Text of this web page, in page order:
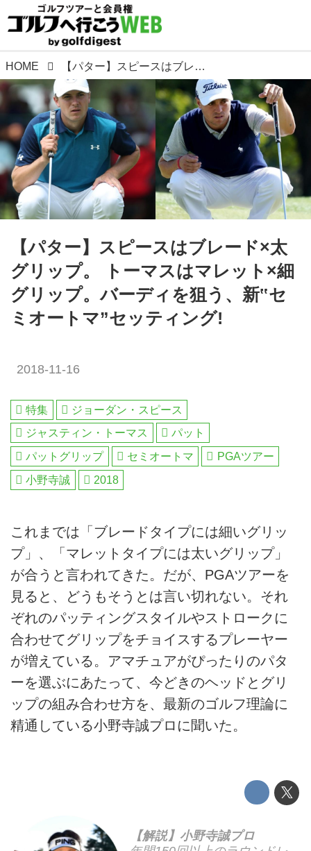
HOME 【パター】スピースはブレード×太グリップ。 トーマスはマレット×細グリップ。バーディを狙う、新‟セミオートマ”セッティング!
【パター】スピースはブレード×太
グリップ。 トーマスはマレット×細
グリップ。バーディを狙う、新‟セ
ミオートマ”セッティング!
2018-11-16
特集
ジョーダン・スピース
ジャスティン・トーマス
パット
パットグリップ
セミオートマ
PGAツアー
小野寺誠
2018
これまでは「ブレードタイプには細いグリッ
プ」、「マレットタイプには太いグリップ」
が合うと言われてきた。だが、PGAツアーを
見ると、どうもそうとは言い切れない。それ
ぞれのパッティングスタイルやストロークに
合わせてグリップをチョイスするプレーヤー
が増えている。アマチュアがぴったりのパタ
ーを選ぶにあたって、今どきのヘッドとグリ
ップの組み合わせ方を、最新のゴルフ理論に
精通している小野寺誠プロに聞いた。
【解説】小野寺誠プロ